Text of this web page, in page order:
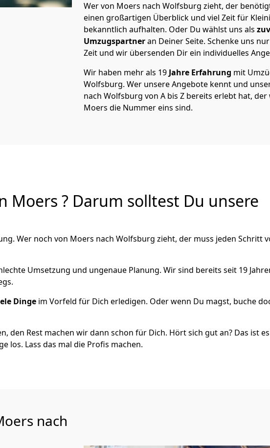
Wer von Moers nach Wolfsburg zieht, der
einen großartigen Überblick und viel Zeit für
bekanntlich aufhalten. Oder Du wählst uns als
Umzugspartneran Deiner Seite. Schenke uns nur
Zeit und wir übersenden Dir ein individuelles
Wir haben mehr als 19 Jahre Erfahrung mit
Wolfsburg. Wer unsere Angebote kennt und
nach Wolfsburg von A bis Z bereits erlebt hat,
Moers die Nummer eins sind.
Moers ? Darum solltest Du unsere
Wer noch von Moers nach Wolfsburg zieht, der muss jeden Schritt
Umsetzung und ungenaue Planung. Wir sind bereits seit 19
Dinge im Vorfeld für Dich erledigen. Oder wenn Du magst, buche
den Rest machen wir dann schon für Dich. Hört sich gut an? Das ist
los. Lass das mal die Profis machen.
nach